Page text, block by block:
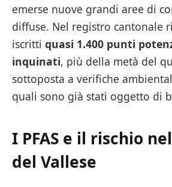
emerse nuove grandi aree di
diffuse. Nel registro cantonale
iscritti quasi 1.400 punti
inquinati, più della metà del
sottoposta a verifiche
quali sono già stati oggetto di
I PFAS e il rischio
del Vallese